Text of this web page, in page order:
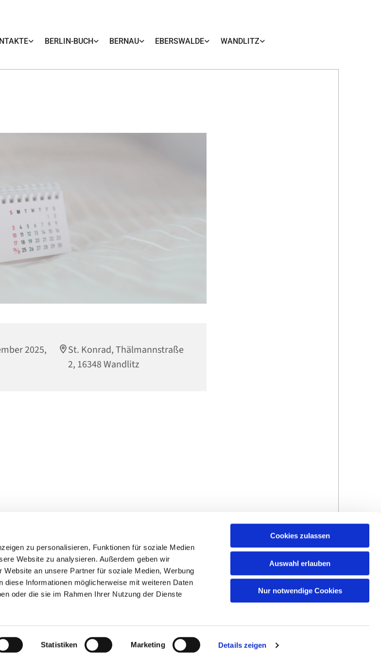
zu personalisieren, Funktionen für soziale Medien
Website zu analysieren. Außerdem geben wir
an unsere Partner für soziale Medien, Werbung
diese Informationen möglicherweise mit weiteren Daten
oder die sie im Rahmen Ihrer Nutzung der Dienste
Statistiken Marketing Details zeigen
Cookies zulassen
Auswahl erlauben
Nur notwendige Cookies
BERLIN-BUCH BERNAU EBERSWALDE WANDLITZ
2025,
St. Konrad, Thälmannstraße
2, 16348 Wandlitz
Ansprechpersonen zum Schutz vor
Hinweisgebersystem
Impressum und
ChurchDesk-Login